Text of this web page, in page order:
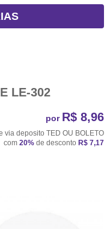
LE-302
por R$ 8,96
via deposito TED OU BOLETO
com 20% de desconto R$ 7,17